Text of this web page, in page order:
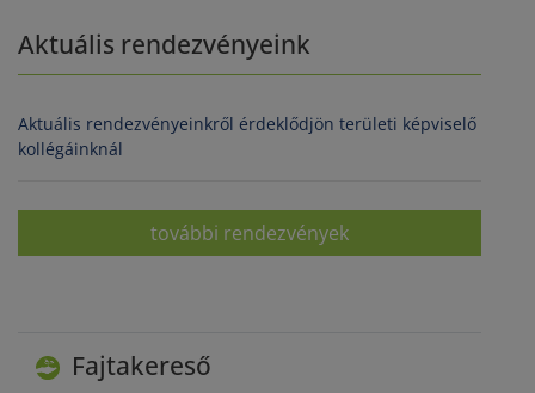
Aktuális rendezvényeink
Aktuális rendezvényeinkről érdeklődjön területi képviselő
kollégáinknál
további rendezvények
Fajtakereső